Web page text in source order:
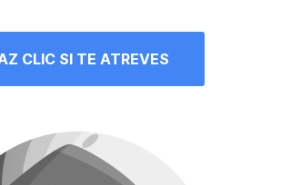
CLIC SI TE ATREVES